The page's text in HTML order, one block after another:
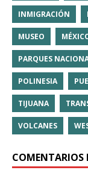
INMIGRACIÓN
MUSEO
PARQUES
POLINESIA
TIJUANA
VOLCANES
COMENTARIOS